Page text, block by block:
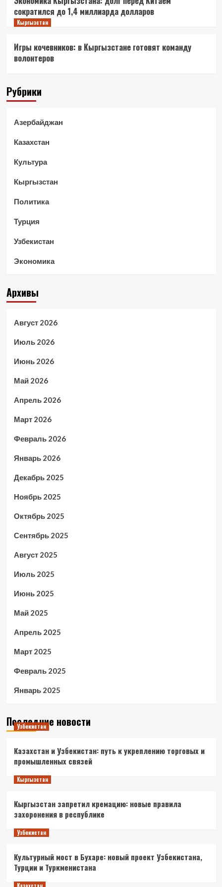
сократился до 1,4 миллиарда долларов
Кыргызстан
Игры кочевников: в Кыргызстане готовят команду
волонтеров
Рубрики
Азербайджан
Казахстан
Культура
Кыргызстан
Политика
Турция
Узбекистан
Экономика
Архивы
Август 2026
Июль 2026
Июнь 2026
Май 2026
Апрель 2026
Март 2026
Февраль 2026
Январь 2026
Декабрь 2025
Ноябрь 2025
Октябрь 2025
Сентябрь 2025
Август 2025
Июль 2025
Июнь 2025
Май 2025
Апрель 2025
Март 2025
Февраль 2025
Январь 2025
Последние новости
Узбекистан
Казахстан и Узбекистан: путь к укреплению торговых и
промышленных связей
Кыргызстан
Кыргызстан запретил кремацию: новые правила
захоронения в республике
Узбекистан
Культурный мост в Бухаре: новый проект Узбекистана,
Турции и Туркменистана
Казахстан